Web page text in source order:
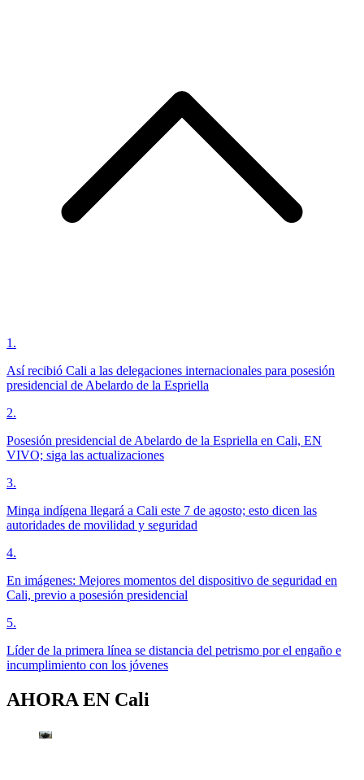
1 .
Así recibió Cali a las delegaciones internacionales para posesión
presidencial de Abelardo de la Espriella
2.
Posesión presidencial de Abelardo de la Espriella en Cali, EN
VIVO; siga las actualizaciones
3.
Minga indígena llegará a Cali este 7 de agosto; esto dicen las
autoridades de movilidad y seguridad
4.
En imágenes: Mejores momentos del dispositivo de seguridad en
Cali, previo a posesión presidencial
5.
Líder de la primera línea se distancia del petrismo por el engaño e
incumplimiento con los jóvenes
AHORA EN Cali